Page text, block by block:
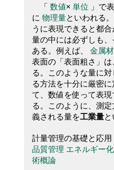
「 数値× 単位 」で
に 物理量といわれる
うに表現できると都
量の中には必ずしも
ある。例えば、 金属
表面の「表面粗さ」
る。このような量に
る方法を十分に厳密
て、数値を使って表
る。このように、測
義される量を工業量と
計量管理の基礎と応用
品質管理 エネルギー
術概論